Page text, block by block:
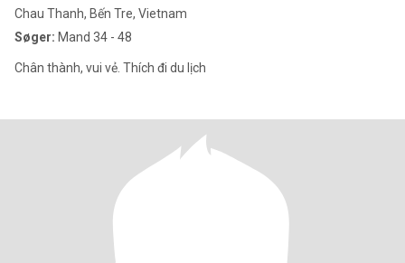
Chau Thanh, Bến Tre, Vietnam
Søger: Mand 34 - 48
Chân thành, vui vẻ. Thích đi du lịch